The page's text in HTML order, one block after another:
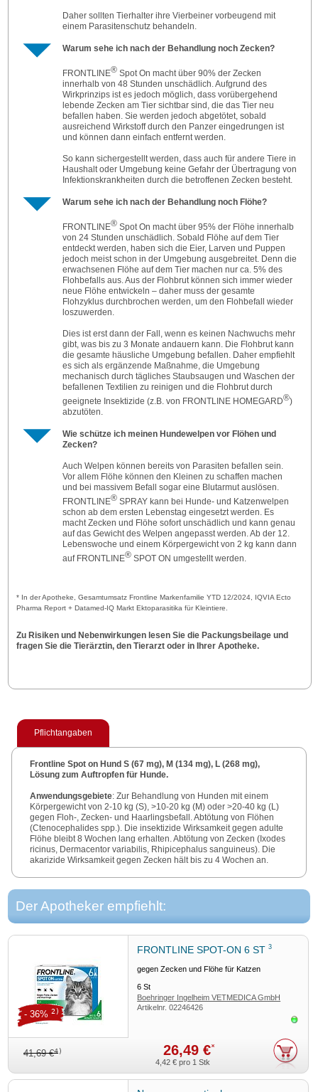
Da­her sollten Tierhalter ihre Vierbeiner vorbeugend mit
einem Parasitenschutz behandeln.
Warum sehe ich nach der Behandlung noch Zecken?
FRONTLINE®Spot On macht über 90% der Zecken
innerhalb von 48 Stunden unschädlich. Aufgrund des
Wirkprinzips ist es jedoch möglich, dass vorübergehend
lebende Zecken am Tier sichtbar sind, die das Tier neu
befallen haben. Sie werden jedoch abgetötet, sobald
ausreichend Wirkstoff durch den Panzer eingedrungen ist
und können dann einfach entfernt werden.
So kann sichergestellt werden, dass auch für andere Tiere in
Haushalt oder Umgebung keine Ge­fahr der Übertragung von
Infektionskrankheiten durch die betroffenen Zecken besteht.
Warum sehe ich nach der Behandlung noch Flöhe?
FRONTLINE®Spot On macht über 95% der Flöhe innerhalb
von 24 Stunden unschädlich. So­bald Flöhe auf dem Tier
entdeckt werden, haben sich die Eier, Larven und Puppen
jedoch meist schon in der Umgebung ausgebreitet. Denn die
erwachsenen Flöhe auf dem Tier machen nur ca. 5% des
Flohbefalls aus. Aus der Flohbrut können sich immer wieder
neue Flöhe entwickeln – daher muss der gesamte
Flohzyklus durchbrochen werden, um den Flohbefall wieder
loszu­werden.
Dies ist erst dann der Fall, wenn es keinen Nachwuchs mehr
gibt, was bis zu 3 Monate andauern kann. Die Flohbrut kann
die gesamte häusliche Umgebung befallen. Daher empfiehlt
es sich als ergänzende Maßnahme, die Umgebung
mechanisch durch tägliches Staubsaugen und Waschen der
befallenen Textilien zu reinigen und die Flohbrut durch
geeignete Insektizide (z.B. von FRONTLINE HOMEGARD®)
abzutöten.
Wie schütze ich meinen Hundewelpen vor Flöhen und
Zecken?
Auch Welpen können bereits von Parasiten befallen sein.
Vor allem Flöhe können den Kleinen zu schaffen machen
und bei massivem Befall sogar eine Blutarmut auslösen.
FRONTLINE®SPRAY kann bei Hunde- und Katzenwelpen
schon ab dem ersten Lebenstag eingesetzt werden. Es
macht Zecken und Flöhe sofort unschädlich und kann genau
auf das Gewicht des Welpen an­gepasst werden. Ab der 12.
Lebenswoche und einem Körpergewicht von 2 kg kann dann
auf FRONTLINE®SPOT ON umgestellt werden.
* In der Apotheke, Gesamtumsatz Frontline Markenfamilie YTD 12/2024, IQVIA Ecto
Pharma Report + Datamed-IQ Markt Ektoparasitika für Kleintiere.
Zu Risiken und Nebenwirkungen lesen Sie die Packungsbeilage und
fragen Sie die Tierärztin, den Tierarzt oder in Ihrer Apotheke.
Pflichtangaben
Frontline Spot on Hund S (67 mg), M (134 mg), L (268 mg),
Lösung zum Auftropfen für Hunde.
Anwendungsgebiete: Zur Behandlung von Hunden mit einem
Körpergewicht von 2-10 kg (S), >10-20 kg (M) oder >20-40 kg (L)
gegen Floh-, Zecken- und Haarlingsbefall. Abtötung von Flöhen
(Ctenocephalides spp.). Die insektizide Wirksamkeit gegen adulte
Flöhe bleibt 8 Wochen lang erhalten. Abtötung von Zecken (Ixodes
ricinus, Dermacentor variabilis, Rhipicephalus sanguineus). Die
akarizide Wirksamkeit gegen Zecken hält bis zu 4 Wochen an.
und Kontrolle der Flohstichallergie (Flohallergiedermatitis = FAD).
Apothekenpflichtig
Zu Risiken und Nebenwirkungen lesen Sie die Packungsbeilage
und fragen Sie Ihren Tierarzt oder Apotheker.
Der Apotheker empfiehlt:
FRONTLINE SPOT-ON 6 ST3
gegen Zecken und Flöhe für Katzen
6St
Boehringer Ingelheim VETMEDICA GmbH
Artikelnr.02246426
41,69 €4) 26,49 €*
- 36% 2)
4,42 € pro 1 Stk